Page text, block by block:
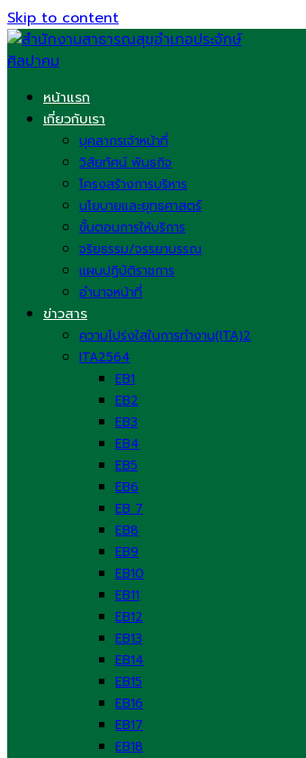
Skip to content
หน้าแรก
เกี่ยวกับเรา
บุคลากรเจ้าหน้าที่
วิสัยทัศน์ พันธกิจ
โครงสร้างการบริหาร
นโยบายและยุทธศาสตร์
ขั้นตอนการให้บริการ
จริยธรรม/จรรยาบรรณ
แผนปฏิบัติราชการ
อำนาจหน้าที่
ข่าวสาร
ความโปร่งใสในการทำงาน(ITA)2
ITA2564
EB1
EB2
EB3
EB4
EB5
EB6
EB 7
EB8
EB9
EB10
EB11
EB12
EB13
EB14
EB15
EB16
EB17
EB18